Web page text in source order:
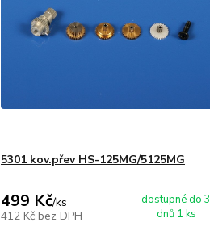
5301 kov.přev HS-125MG/5125MG
499 Kč/ks
412 Kč bez DPH
dostupné do 3
dnů 1 ks